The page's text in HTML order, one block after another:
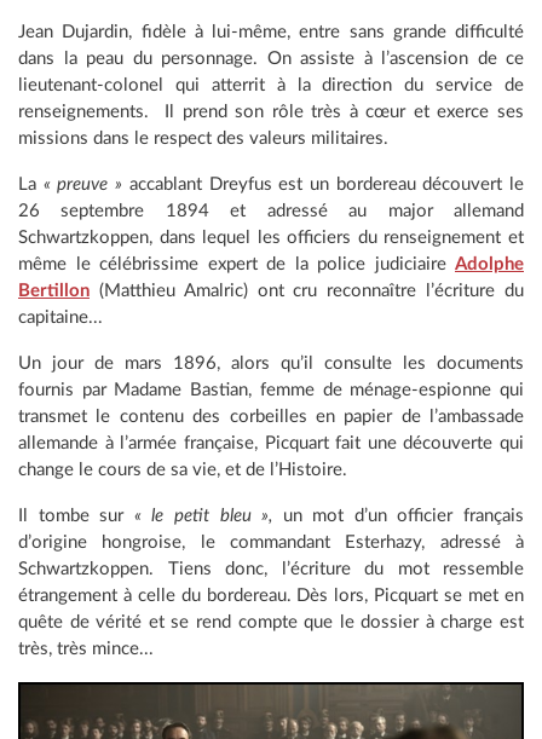
Jean Dujardin, fidèle à lui-même, entre sans grande difficulté
dans la peau du personnage. On assiste à l’ascension de ce
lieutenant-colonel qui atterrit à la direction du service de
renseignements. Il prend son rôle très à cœur et exerce ses
missions dans le respect des valeurs militaires.
La « preuve » accablant Dreyfus est un bordereau découvert le
26 septembre 1894 et adressé au major allemand
Schwartzkoppen, dans lequel les officiers du renseignement et
même le célébrissime expert de la police judiciaire Adolphe
Bertillon (Matthieu Amalric) ont cru reconnaître l’écriture du
capitaine...
Un jour de mars 1896, alors qu’il consulte les documents
fournis par Madame Bastian, femme de ménage-espionne qui
transmet le contenu des corbeilles en papier de l’ambassade
allemande à l’armée française, Picquart fait une découverte qui
change le cours de sa vie, et de l’Histoire.
Il tombe sur « le petit bleu », un mot d’un officier français
d’origine hongroise, le commandant Esterhazy, adressé à
Schwartzkoppen. Tiens donc, l’écriture du mot ressemble
étrangement à celle du bordereau. Dès lors, Picquart se met en
quête de vérité et se rend compte que le dossier à charge est
très, très mince...